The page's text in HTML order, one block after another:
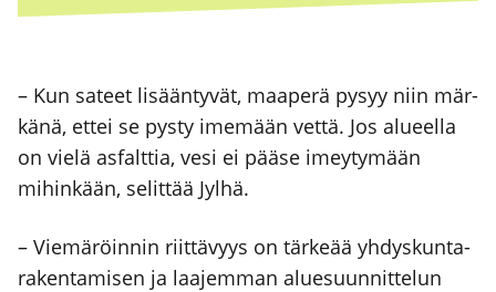
– Kun sateet lisään­ty­vät, maa­pe­rä pysyy niin mär­
kä­nä, ettei se pys­ty ime­mään vet­tä. Jos alu­eel­la
on vie­lä asfalt­tia, vesi ei pää­se imey­ty­mään
mihin­kään, selit­tää Jyl­hä.
– Vie­mä­röin­nin riit­tä­vyys on tär­ke­ää yhdys­kun­ta­
ra­ken­ta­mi­sen ja laa­jem­man alue­suun­nit­te­lun